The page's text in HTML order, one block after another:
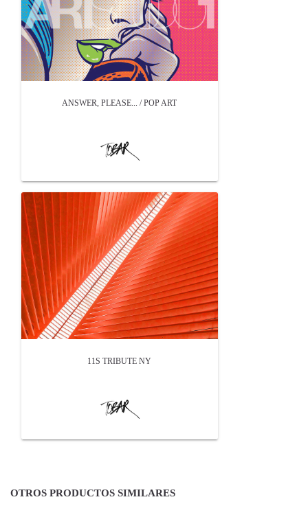
ANSWER, PLEASE... / POP ART
11S TRIBUTE NY
OTROS PRODUCTOS SIMILARES